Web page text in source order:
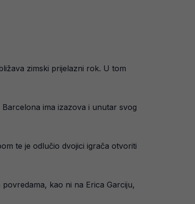
zimski prijelazni rok. U tom
ima izazova i unutar svog
te je odlučio dvojici igrača otvoriti
kao ni na Erica Garciju,